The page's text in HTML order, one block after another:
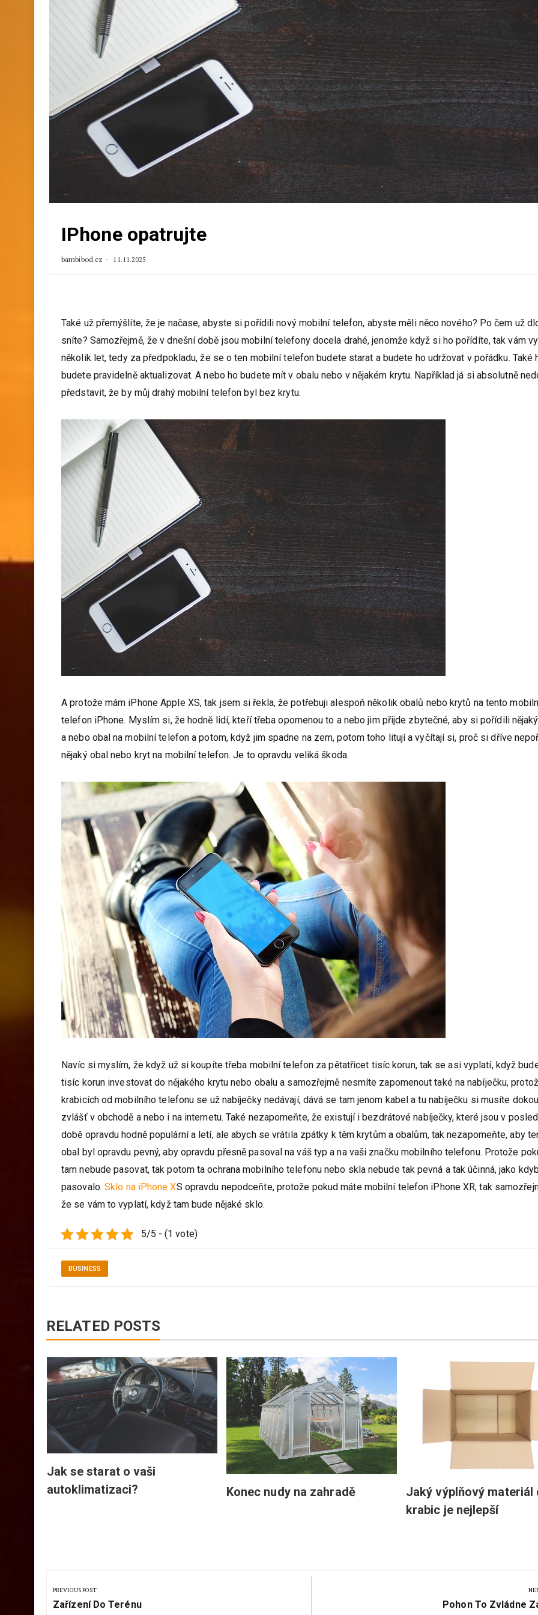
IPhone opatrujte
bambibod.cz 11.11.2025
Také už přemýšlíte, že je načase, abyste si pořídili nový mobilní telefon, abyste měli něco nového? Po čem už
sníte? Samozřejmě, že v dnešní době jsou mobilní telefony docela drahé, jenomže když si ho pořídíte, tak vám
několik let, tedy za předpokladu, že se o ten mobilní telefon budete starat a budete ho udržovat v pořádku. Také
budete pravidelně aktualizovat. A nebo ho budete mít v obalu nebo v nějakém krytu. Například já si absolutně
představit, že by můj drahý mobilní telefon byl bez krytu.
A protože mám iPhone Apple XS, tak jsem si řekla, že potřebuji alespoň několik obalů nebo krytů na tento
telefon iPhone. Myslím si, že hodně lidí, kteří třeba opomenou to a nebo jim přijde zbytečné, aby si pořídili
a nebo obal na mobilní telefon a potom, když jim spadne na zem, potom toho litují a vyčítají si, proč si dříve
nějaký obal nebo kryt na mobilní telefon. Je to opravdu veliká škoda.
Navíc si myslím, že když už si koupíte třeba mobilní telefon za pětatřicet tisíc korun, tak se asi vyplatí, když
tisíc korun investovat do nějakého krytu nebo obalu a samozřejmě nesmíte zapomenout také na nabíječku,
krabicích od mobilního telefonu se už nabíječky nedávají, dává se tam jenom kabel a tu nabíječku si musíte
zvlášť v obchodě a nebo i na internetu. Také nezapomeňte, že existují i bezdrátové nabíječky, které jsou v
době opravdu hodně populární a letí, ale abych se vrátila zpátky k těm krytům a obalům, tak nezapomeňte, aby
obal byl opravdu pevný, aby opravdu přesně pasoval na váš typ a na vaši značku mobilního telefonu. Protože
tam nebude pasovat, tak potom ta ochrana mobilního telefonu nebo skla nebude tak pevná a tak účinná, jako
pasovalo. Sklo na iPhone XS opravdu nepodceňte, protože pokud máte mobilní telefon iPhone XR, tak
že se vám to vyplatí, když tam bude nějaké sklo.
5/5 - (1 vote)
BUSINESS
RELATED POSTS
Jak se starat o vaši
autoklimatizaci?
Konec nudy na zahradě
Jaký výplňový materiál
krabic je nejlepší
pro
příspěvek
PREVIOUS POST
Previous
Zařízení Do Terénu
Next
Pohon To Zvládne